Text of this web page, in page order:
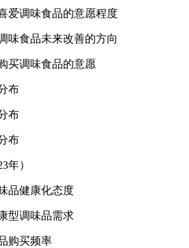
爱调味食品的意愿程度
味食品未来改善的方向
买调味食品的意愿
布
布
布
年）
品健康化态度
型调味品需求
购买频率